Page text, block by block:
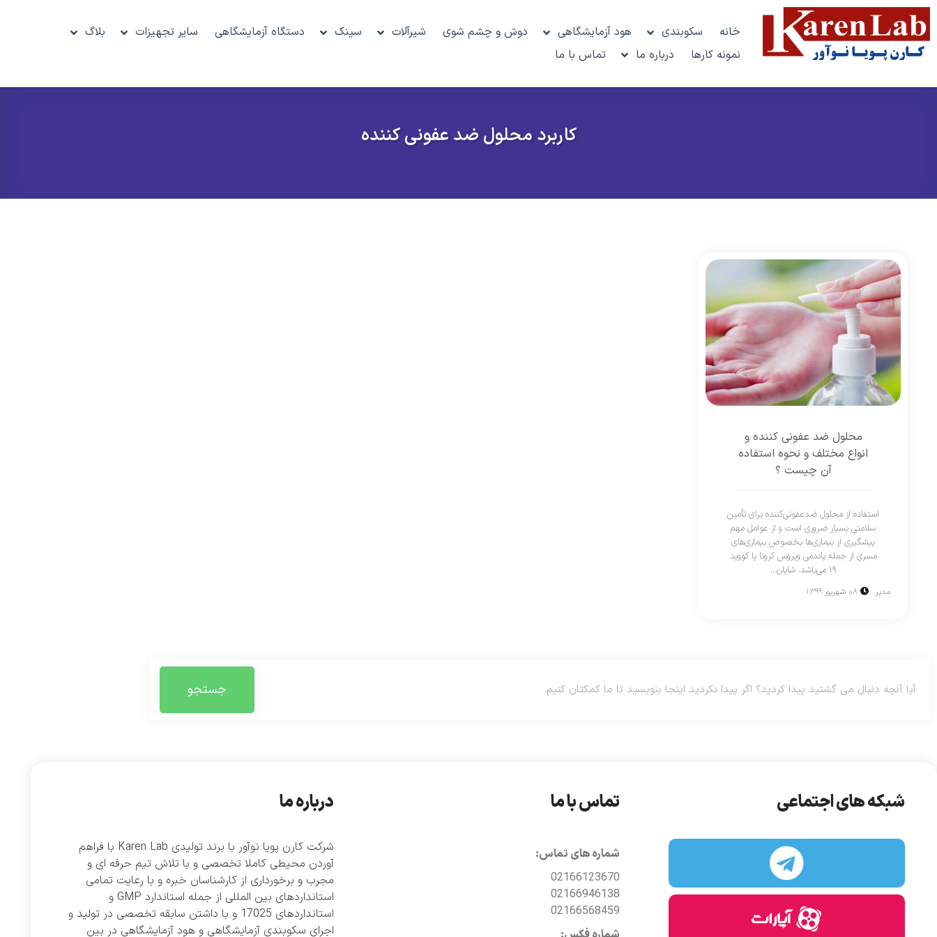
خانه سکوبندی هود آزمایشگاهی دوش و چشم شوی شیرآلات سینک دستگاه آزمایشگاهی سایر تجهیزات
بلاگ
نمونه کارها
درباره ما تماس با ما
کاربرد محلول ضد عفونی کننده
محلول ضد عفونی کننده و
انواع مختلف و نحوه استفاده
آن چیست ؟
استفاده از محلول ضدعفونی‌کننده‌ برای تأمین
سلامتی بسیار ضروری است و از عوامل مهم
پیشگیری از بیماری‌ها بخصوص بیماری‌های
مسری از جمله پاندمی ویروس کرونا یا کووید
۱۹ می‌باشد. شایان...
مدیر
جستجو
شبکه های اجتماعی تماس با ما
شماره های تماس:
02166123670
02166946138
02166568459
درباره ما
شرکت کارن پویا نوآور با برند تولیدی Karen Lab با فراهم
آوردن محیطی کاملا تخصصی و با تلاش تیم حرفه ای و
مجرب و برخورداری از کارشناسان خبره و با رعایت تمامی
استانداردهای بین المللی از جمله استاندارد GMP و
استانداردهای 17025 و با داشتن سابقه تخصصی در تولید و
اجرای سکوبندی آزمایشگاهی و هود آزمایشگاهی در بین